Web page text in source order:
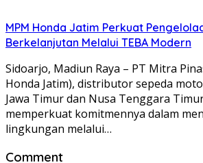
MPM Honda Jatim Perkuat
Berkelanjutan Melalui TEBA Modern
Sidoarjo, Madiun Raya – PT Mitra
Honda Jatim), distributor sepeda
Jawa Timur dan Nusa Tenggara
memperkuat komitmennya dalam
lingkungan melalui…
Comment